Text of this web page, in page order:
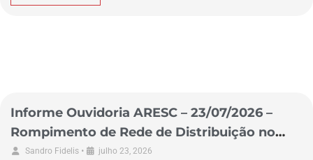
Informe Ouvidoria ARESC – 23/07/2026 –
Rompimento de Rede de Distribuição no
Município de Biguaçu
Sandro Fidelis • julho 23, 2026